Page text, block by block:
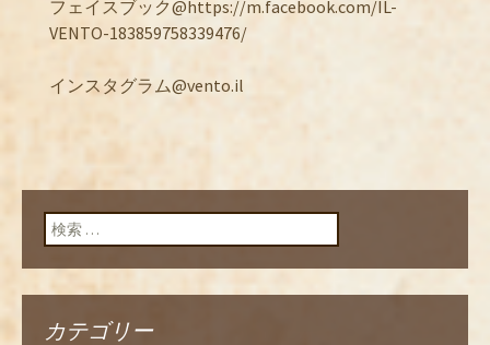
フェイスブック@https://m.facebook.com/IL-
VENTO-183859758339476/
インスタグラム@vento.il
検索:
カテゴリー